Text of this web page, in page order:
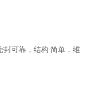
封可靠，结构 简单，维